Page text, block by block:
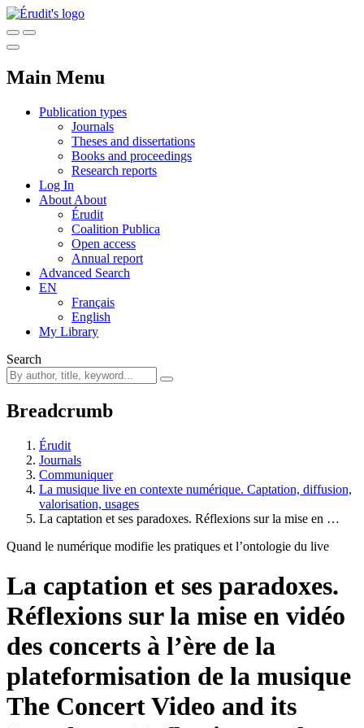
Main Menu
Publication types
Journals
Theses and dissertations
Books and proceedings
Research reports
Log In
About About
Érudit
Coalition Publica
Open access
Annual report
Advanced Search
EN
Français
English
My Library
Search
Breadcrumb
Érudit
Journals
Communiquer
La musique live en contexte numérique. Captation, diffusion,
valorisation, usages
La captation et ses paradoxes. Réflexions sur la mise en …
Quand le numérique modifie les pratiques et l’ontologie du live
La captation et ses paradoxes.
Réflexions sur la mise en vidéo
des concerts à l’ère de la
plateformisation de la musique
The Concert Video and its